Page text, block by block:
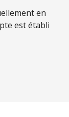
en
est établi